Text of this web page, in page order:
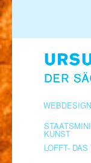
KUNST
LOFFT-